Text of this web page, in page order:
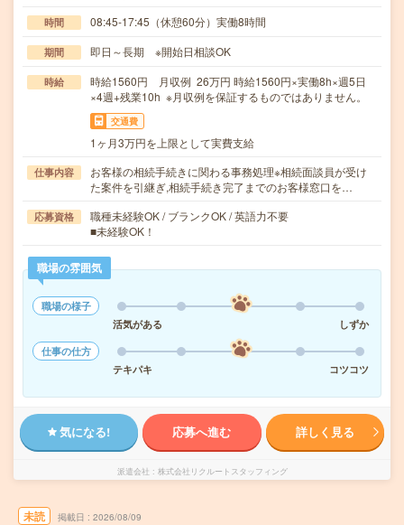
時間 08:45-17:45（休憩60分）実働8時間
期間 即日～長期 ※開始日相談OK
時給
時給1560円 月収例 26万円 時給1560円×実働8h×週5日
×4週+残業10h ※月収例を保証するものではありません。
交通費
1ヶ月3万円を上限として実費支給
仕事内容
お客様の相続手続きに関わる事務処理※相続面談員が受け
た案件を引継ぎ,相続手続き完了までのお客様窓口を…
応募資格
職種未経験OK / ブランクOK / 英語力不要
■未経験OK！
職場の雰囲気
職場の様子
活気がある
しずか
仕事の仕方
テキパキ
コツコツ
気になる! 応募へ進む 詳しく見る
派遣会社 株式会社リクルートスタッフィング
未読 掲載日 2026/08/09